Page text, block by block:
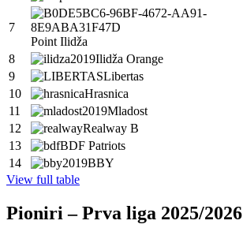
7
Point Ilidža
8 Ilidža Orange
9
Libertas
10
Hrasnica
11
Mladost
12
Realway B
13
BDF Patriots
14
BBY
View full table
Pioniri – Prva liga 2025/2026